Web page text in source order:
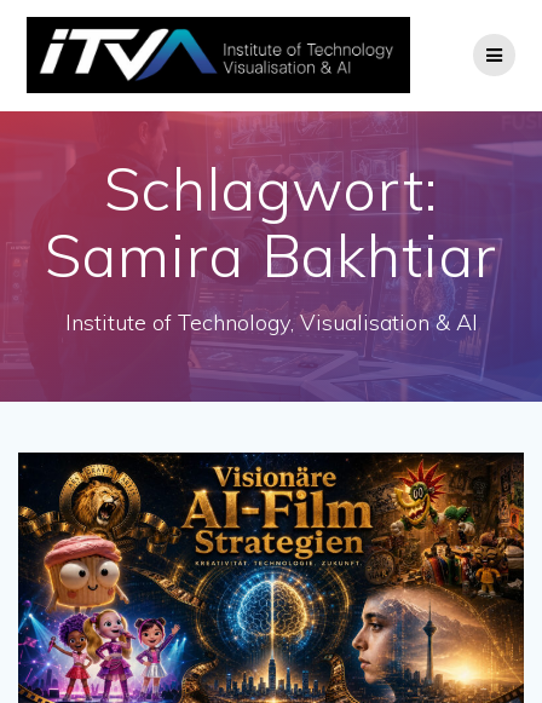
Zum
Inhalt
springen
Schlagwort:
Samira Bakhtiar
Institute of Technology, Visualisation & AI